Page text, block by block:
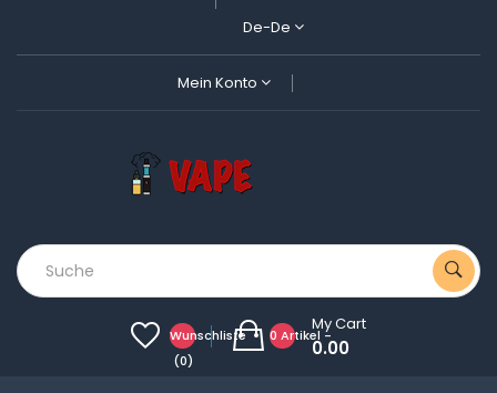
De-De
Mein Konto
Wunschliste
(0)
0 Artikel -
My Cart
0.00